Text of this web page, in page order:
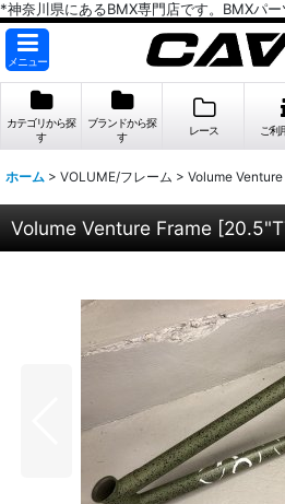
*神奈川県にあるBMX専門店です。BMXパ
メニュー
カテゴリから探
す
ブランドから探
す
レース ご利
ホーム > VOLUME/フレーム > Volume
Volume Venture Frame